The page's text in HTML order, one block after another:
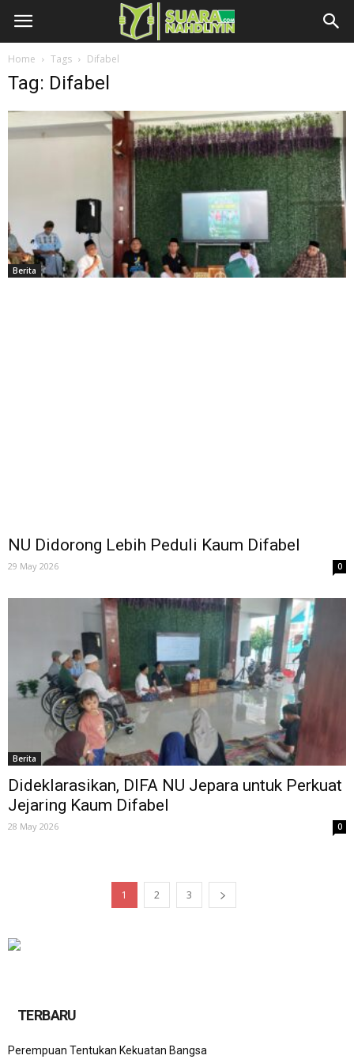
Home Tags Difabel
Tag: Difabel
Berita
NU Didorong Lebih Peduli Kaum Difabel
29 May 2026 0
Berita
Dideklarasikan, DIFA NU Jepara untuk Perkuat
Jejaring Kaum Difabel
28 May 2026 0
1 2 3
TERBARU
Perempuan Tentukan Kekuatan Bangsa